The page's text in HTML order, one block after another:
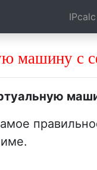
IPcalc
машину с